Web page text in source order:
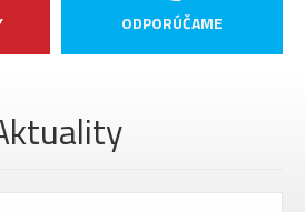
ODPORÚČAME